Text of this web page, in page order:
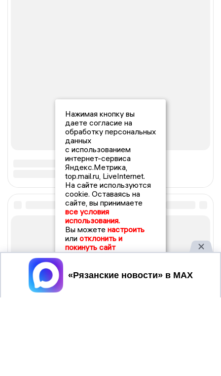
Нажимая кнопку вы
даете согласие на
обработку персональных
данных
с использованием
интернет-сервиса
Яндекс.Метрика,
top.mail.ru, LiveInternet.
На сайте используются
cookie. Оставаясь на
сайте, вы принимаете
все условия
использования.
Вы можете настроить
или отклонить и
покинуть сайт
Принять